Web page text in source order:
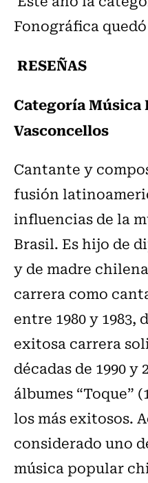
Fonográfica
RESEÑAS
Categoría Música
Vasconcellos
Cantante y
fusión
influencias de la
Brasil. Es hijo de
y de madre
carrera como
entre 1980 y 1983,
exitosa carrera
décadas de 1990 y
álbumes “Toque”
los más exitosos.
considerado uno
música popular